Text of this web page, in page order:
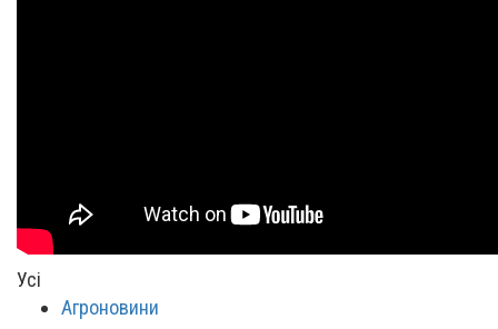
Усі
Агроновини